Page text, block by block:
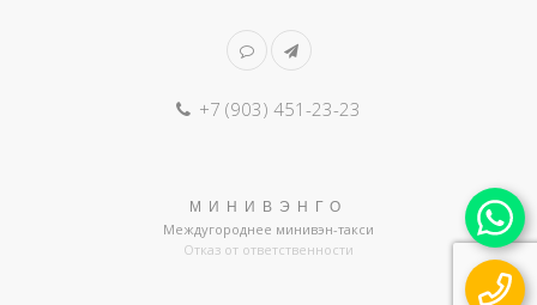
+7 (903) 451-23-23
МИНИВЭНГО
Междугороднее минивэн-такси
Отказ от ответственности